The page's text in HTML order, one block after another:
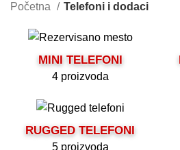
Početna
Telefoni i dodaci
MINI TELEFONI
4 proizvoda
RUGGED TELEFONI
5 proizvoda